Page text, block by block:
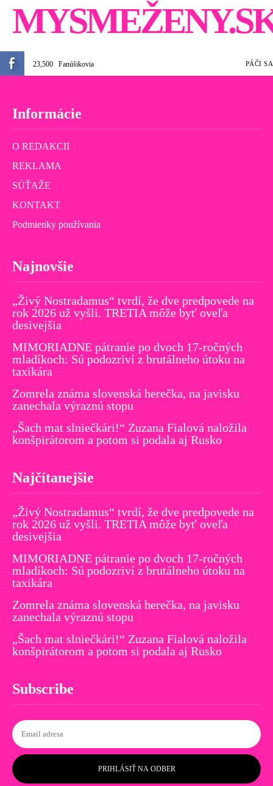
23,500 Fanúšikovia PÁČI SA
Informácie
O REDAKCII
REKLAMA
SÚŤAŽE
KONTAKT
Podmienky používania
Najnovšie
„Živý Nostradamus“ tvrdí, že dve predpovede na
rok 2026 už vyšli. TRETIA môže byť oveľa
desivejšia
MIMORIADNE pátranie po dvoch 17-ročných
mladíkoch: Sú podozriví z brutálneho útoku na
taxikára
Zomrela známa slovenská herečka, na javisku
zanechala výraznú stopu
„Šach mat slniečkári!“ Zuzana Fialová naložila
konšpirátorom a potom si podala aj Rusko
Najčítanejšie
„Živý Nostradamus“ tvrdí, že dve predpovede na
rok 2026 už vyšli. TRETIA môže byť oveľa
desivejšia
MIMORIADNE pátranie po dvoch 17-ročných
mladíkoch: Sú podozriví z brutálneho útoku na
taxikára
Zomrela známa slovenská herečka, na javisku
zanechala výraznú stopu
„Šach mat slniečkári!“ Zuzana Fialová naložila
konšpirátorom a potom si podala aj Rusko
Subscribe
PRIHLÁSIŤ NA ODBER